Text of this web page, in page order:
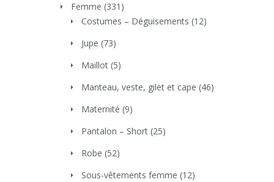
Femme (331)
Costumes – Déguisements (12)
Jupe (73)
Maillot (5)
Manteau, veste, gilet et cape (46)
Maternité (9)
Pantalon – Short (25)
Robe (52)
Sous-vêtements femme (12)